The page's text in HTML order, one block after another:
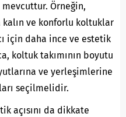
Örneğin,
ve konforlu koltuklar
için daha ince ve estetik
koltuk takımının boyutu
ve yerleşimlerine
seçilmelidir.
açısını da dikkate